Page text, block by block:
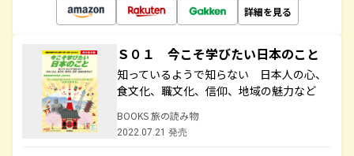
詳細を見る
Ｓ０１ 今こそ学びたい日本のこと
知っているようで知らない 日本人の心、
食文化、職文化、信仰、地域の魅力など
BOOKS 旅の読み物
2022.07.21 発売